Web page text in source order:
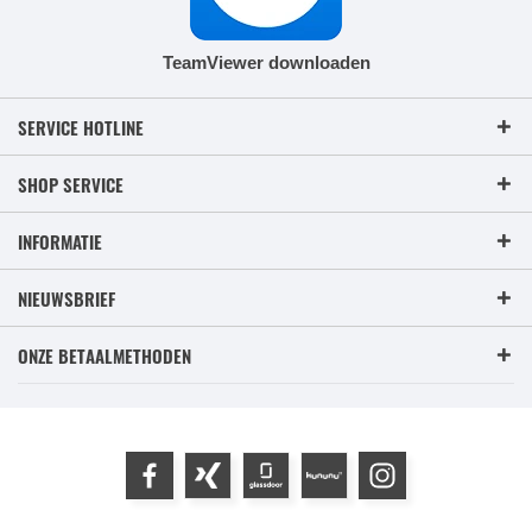
TeamViewer downloaden
SERVICE HOTLINE
SHOP SERVICE
INFORMATIE
NIEUWSBRIEF
ONZE BETAALMETHODEN